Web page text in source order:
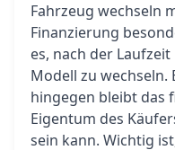
Fahrzeug wechseln
Finanzierung
es, nach der
Modell zu
hingegen bleibt das
Eigentum des
sein kann. Wichtig